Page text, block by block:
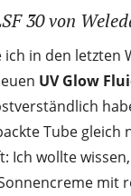
30 von
in den letzten
UV Glow
Tube gleich
Ich wollte
mit